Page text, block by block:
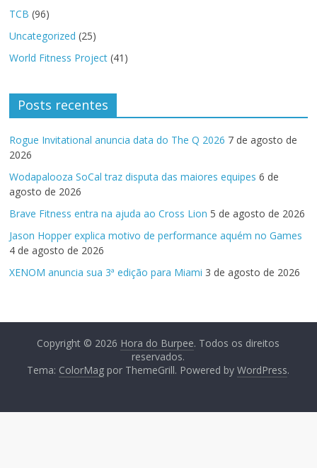
TCB (96)
Uncategorized (25)
World Fitness Project (41)
Posts recentes
Rogue Invitational anuncia data do The Q 2026 7 de agosto de
2026
Wodapalooza SoCal traz disputa das maiores equipes 6 de
agosto de 2026
Brave Fitness entra na ajuda ao Cross Lion 5 de agosto de 2026
Jason Hopper explica motivo de performance aquém no Games
4 de agosto de 2026
XENOM anuncia sua 3ª edição para Miami 3 de agosto de 2026
Copyright © 2026 Hora do Burpee. Todos os direitos
reservados.
Tema: ColorMag por ThemeGrill. Powered byWordPress.